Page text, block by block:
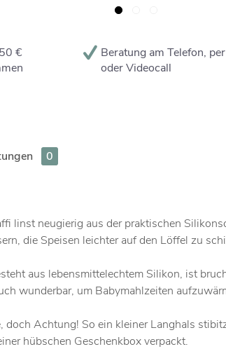
€
Beratung am Telefon,
oder Videocall
0
linst neugierig aus der praktischen
die Speisen leichter auf den Löffel zu
aus lebensmittelechtem Silikon, ist
wunderbar, um Babymahlzeiten
doch Achtung! So ein kleiner Langhals
hübschen Geschenkbox verpackt.